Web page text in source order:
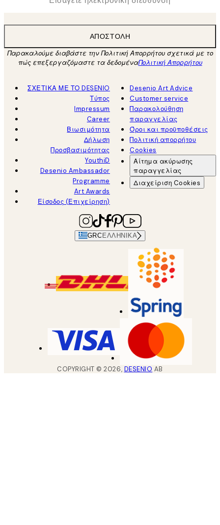
ΑΠΟΣΤΟΛΉ
Παρακαλούμε διαβάστε την Πολιτική Απορρήτου σχετικά με το
πώς επεξεργαζόμαστε τα δεδομέναΠολιτική Απορρήτου
ΣΧΕΤΙΚΑ ΜΕ ΤΟ DESENIO
Τύπος
Impressum
Career
Βιωσιμότητα
Δήλωση
Προσβασιμότητας
YouthiD
Desenio Ambassador
Programme
Art Awards
Είσοδος (Επιχείρηση)
Desenio Art Advice
Customer service
Παρακολούθηση
παραγγελίας
Όροι και προϋποθέσεις
Πολιτική απορρήτου
Cookies
Αίτημα ακύρωσης
παραγγελίας
Διαχείριση Cookies
GRC ΕΛΛΗΝΙΚΆ
COPYRIGHT ©2026, DESENIO AB